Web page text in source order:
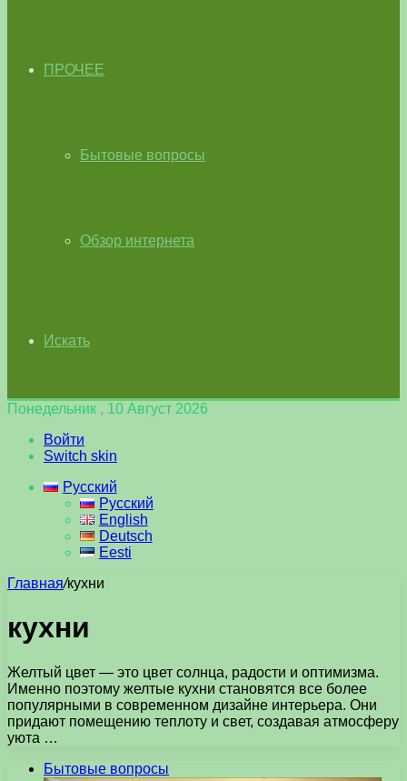
ПРОЧЕЕ
Бытовые вопросы
Обзор интернета
Искать
Понедельник , 10 Август 2026
Войти
Switch skin
Русский
Русский
English
Deutsch
Eesti
Главная/кухни
кухни
Желтый цвет — это цвет солнца, радости и оптимизма.
Именно поэтому желтые кухни становятся все более
популярными в современном дизайне интерьера. Они
придают помещению теплоту и свет, создавая атмосферу
уюта …
Бытовые вопросы